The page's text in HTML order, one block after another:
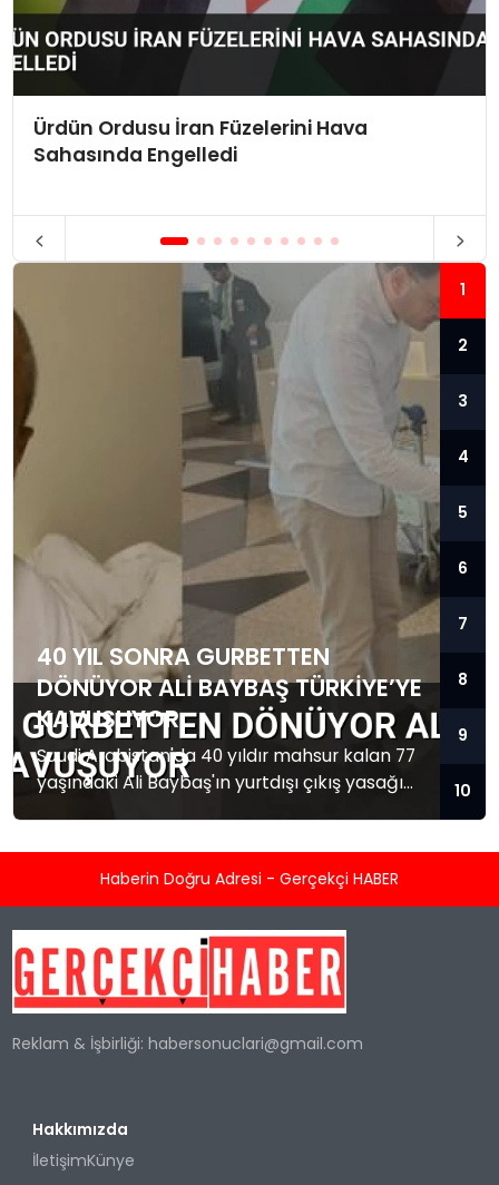
Ürdün Ordusu İran Füzelerini Hava
Sahasında Engelledi
40 YIL SONRA GURBETTEN
DÖNÜYOR ALI BAYBAŞ TÜRKIYE’YE
KAVUŞUYOR
Suudi Arabistan'da 40 yıldır mahsur kalan 77
yaşındaki Ali Baybaş'ın yurtdışı çıkış yasağı
1
2
3
4
5
6
7
8
9
10
Haberin Doğru Adresi - Gerçekçi HABER
Reklam & İşbirliği:habersonuclari@gmail.com
Hakkımızda
İletişimKünye